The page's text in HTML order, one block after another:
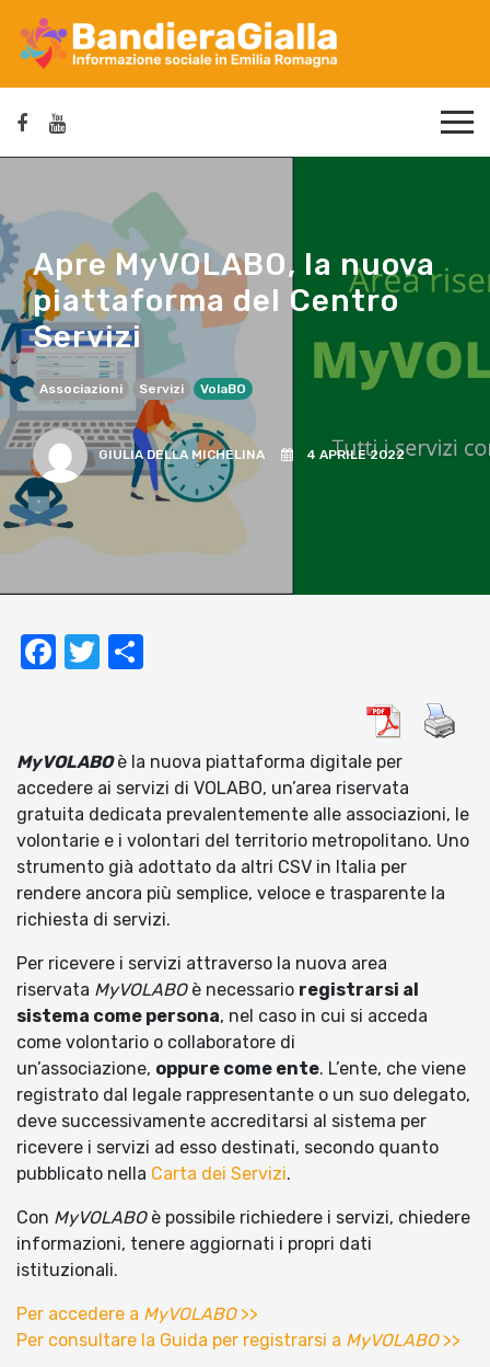
Apre MyVOLABO, la nuova
piattaforma del Centro
Servizi
Associazioni Servizi VolaBO
GIULIA DELLA MICHELINA 4 APRILE 2022
Facebook
Twitter
MyVOLABOè la nuova piattaforma digitale per
accedere ai servizi di VOLABO, un’area riservata
gratuita dedicata prevalentemente alle associazioni, le
volontarie e i volontari del territorio metropolitano. Uno
strumento già adottato da altri CSV in Italia per
rendere ancora più semplice, veloce e trasparente la
richiesta di servizi.
Per ricevere i servizi attraverso la nuova area
riservata MyVOLABOè necessario registrarsi al
sistema come persona, nel caso in cui si acceda
come volontario o collaboratore di
un’associazione, oppure come ente. L’ente, che viene
registrato dal legale rappresentante o un suo delegato,
deve successivamente accreditarsi al sistema per
ricevere i servizi ad esso destinati, secondo quanto
pubblicato nella Carta dei Servizi.
Con MyVOLABOè possibile richiedere i servizi, chiedere
informazioni, tenere aggiornati i propri dati
istituzionali.
Per accedere a MyVOLABO >>
Per consultare la Guida per registrarsi a MyVOLABO >>